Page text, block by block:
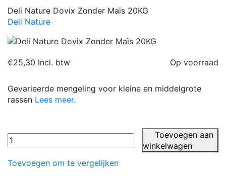
Deli Nature Dovix Zonder Maïs 20KG
Deli Nature
€25,30 Incl. btw Op voorraad
Gevarieerde mengeling voor kleine en middelgrote
rassen Lees meer.
Toevoegen aan
winkelwagen
Toevoegen om te vergelijken